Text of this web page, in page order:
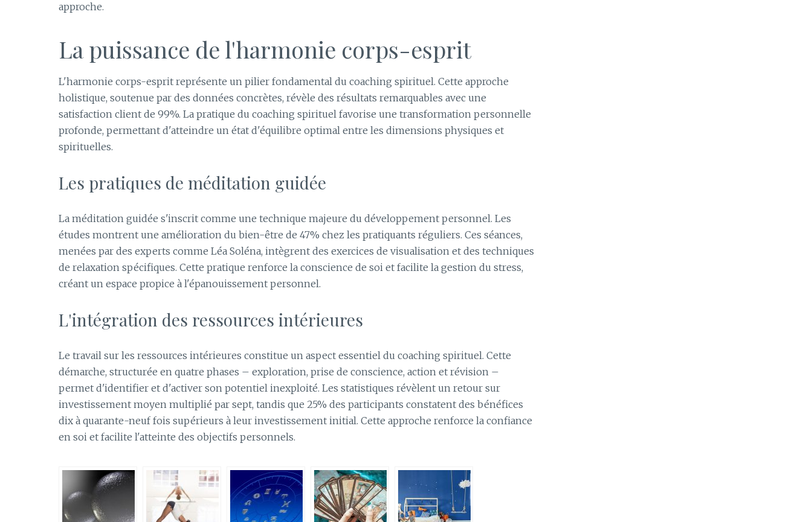
approche.
La puissance de l'harmonie corps-esprit
L'harmonie corps-esprit représente un pilier fondamental du coaching spirituel. Cette approche
holistique, soutenue par des données concrètes, révèle des résultats remarquables avec une
satisfaction client de 99%. La pratique du coaching spirituel favorise une transformation personnelle
profonde, permettant d'atteindre un état d'équilibre optimal entre les dimensions physiques et
spirituelles.
Les pratiques de méditation guidée
La méditation guidée s'inscrit comme une technique majeure du développement personnel. Les
études montrent une amélioration du bien-être de 47% chez les pratiquants réguliers. Ces séances,
menées par des experts comme Léa Soléna, intègrent des exercices de visualisation et des techniques
de relaxation spécifiques. Cette pratique renforce la conscience de soi et facilite la gestion du stress,
créant un espace propice à l'épanouissement personnel.
L'intégration des ressources intérieures
Le travail sur les ressources intérieures constitue un aspect essentiel du coaching spirituel. Cette
démarche, structurée en quatre phases – exploration, prise de conscience, action et révision –
permet d'identifier et d'activer son potentiel inexploité. Les statistiques révèlent un retour sur
investissement moyen multiplié par sept, tandis que 25% des participants constatent des bénéfices
dix à quarante-neuf fois supérieurs à leur investissement initial. Cette approche renforce la confiance
en soi et facilite l'atteinte des objectifs personnels.